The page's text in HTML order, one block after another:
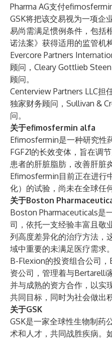
Pharma AG支付
GSK将把该交易视为一项企
易尚需满足惯例条件，包括
诺法案》获得适用的监管机
Evercore Partners
顾问，Cleary Gottlieb
顾问。
Centerview Partners LLC担
独家财务顾问，Sullivan &
问。
关于efimosfermin alfa
Efimosfermin是一种研究性
FGF21的长效变体，旨在调
患者的肝脏脂肪，改善肝脏
Efimosfermin目前正在进行
化）的试验，尚未在全球任
关于Boston
Boston Pharmaceuticals是
司，依托一支经验丰富且敬
列高度差异化的治疗方法，
域中重要的未满足医疗需求
B-Flexion的投资组合公司
资公司，管理着与Bertarelli
并与成熟的资方合作，以实
共同目标，同时为社会做出
关于GSK
GSK是一家全球性生物制药
术和人才，共同战胜疾病。